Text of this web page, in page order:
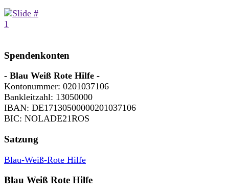
Spendenkonten
- Blau Weiß Rote Hilfe -
Kontonummer: 0201037106
Bankleitzahl: 13050000
IBAN: DE17130500000201037106
BIC: NOLADE21ROS
Satzung
Blau-Weiß-Rote Hilfe
Blau Weiß Rote Hilfe